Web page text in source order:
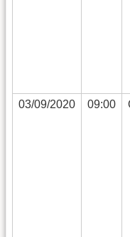
03/09/2020 09:00